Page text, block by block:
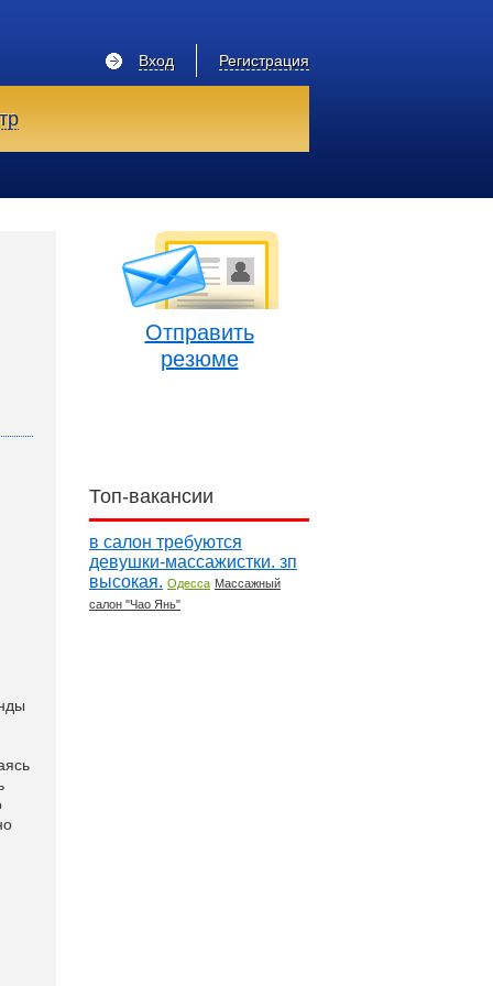
Регистрация
Вход
Отправить
резюме
Топ-вакансии
в салон требуются
девушки-массажистки. зп
высокая. Одесса Массажный
салон "Чао Янь"